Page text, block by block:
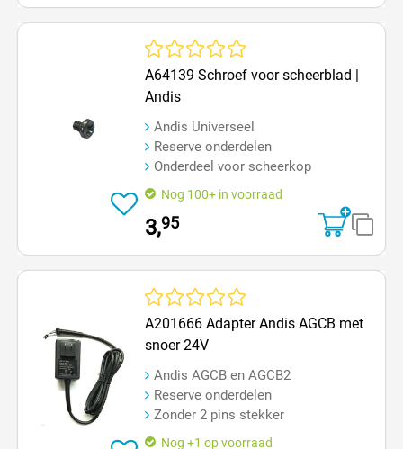
Gemiddelde waardering van 0 van 5 sterren
A64139 Schroef voor scheerblad |
Andis
Andis Universeel
Reserve onderdelen
Onderdeel voor scheerkop
Nog 100+ in voorraad
3,95
A201666 Adapter Andis AGCB met
snoer 24V
Andis AGCB en AGCB2
Reserve onderdelen
Zonder 2 pins stekker
Nog +1 op voorraad